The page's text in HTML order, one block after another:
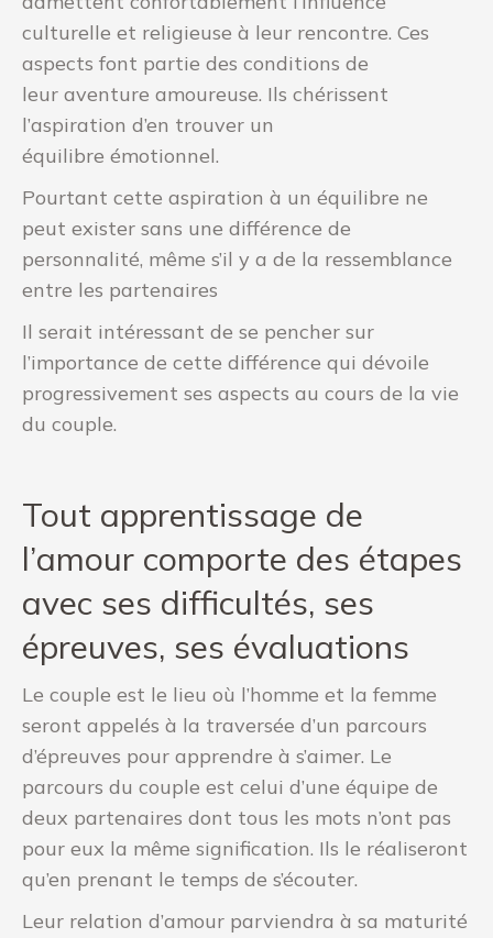
culturelle et religieuse à leur rencontre. Ces
aspects font partie des conditions de
leur aventure amoureuse. Ils chérissent
l’aspiration d’en trouver un
équilibre émotionnel.
Pourtant cette aspiration à un équilibre ne
peut exister sans une différence de
personnalité, même s’il y a de la ressemblance
entre les partenaires
Il serait intéressant de se pencher sur
l’importance de cette différence qui dévoile
progressivement ses aspects au cours de la vie
du couple.
Tout apprentissage de
l’amour comporte des étapes
avec ses difficultés, ses
épreuves, ses évaluations
Le couple est le lieu où l’homme et la femme
seront appelés à la traversée d’un parcours
d’épreuves pour apprendre à s’aimer. Le
parcours du couple est celui d’une équipe de
deux partenaires dont tous les mots n’ont pas
pour eux la même signification. Ils le réaliseront
qu’en prenant le temps de s’écouter.
Leur relation d’amour parviendra à sa maturité